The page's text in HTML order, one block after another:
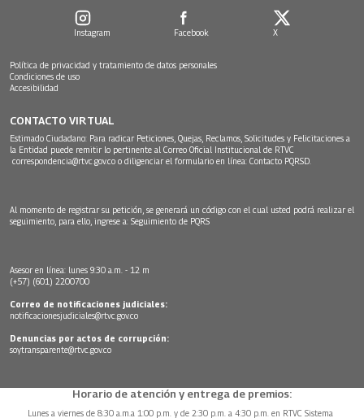
Instagram Facebook X
Política de privacidad y tratamiento de datos personales
Condiciones de uso
Accesibilidad
CONTACTO VIRTUAL
Estimado Ciudadano: Para radicar Peticiones, Quejas, Reclamos, Solicitudes y Felicitaciones a
la Entidad puede remitir lo pertinente al Correo Oficial Institucional de RTVC
correspondencia@rtvc.gov.co o diligenciar el formulario en línea: Contacto PQRSD.
Al momento de registrar su petición, se generará un código con el cual usted podrá realizar el
seguimiento, para ello, ingrese a: Seguimiento de PQRS
Asesor en línea: lunes 9:30 a.m. - 12 m
(+57) (601) 2200700
Correo de notificaciones judiciales:
notificacionesjudiciales@rtvc.gov.co
Denuncias por actos de corrupción:
soytransparente@rtvc.gov.co
Horario de atención y entrega de premios:
Lunes a viernes de 8:30 a.m.a 1:00 p.m. y de 2:30 p.m. a 4:30 p.m. en RTVC Sistema